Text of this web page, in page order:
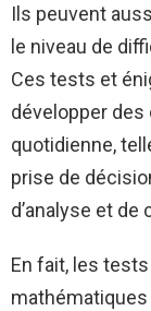
Ils peuvent
le niveau de
Ces tests et
développer
quotidienne,
prise de
d’analyse et de
En fait, les